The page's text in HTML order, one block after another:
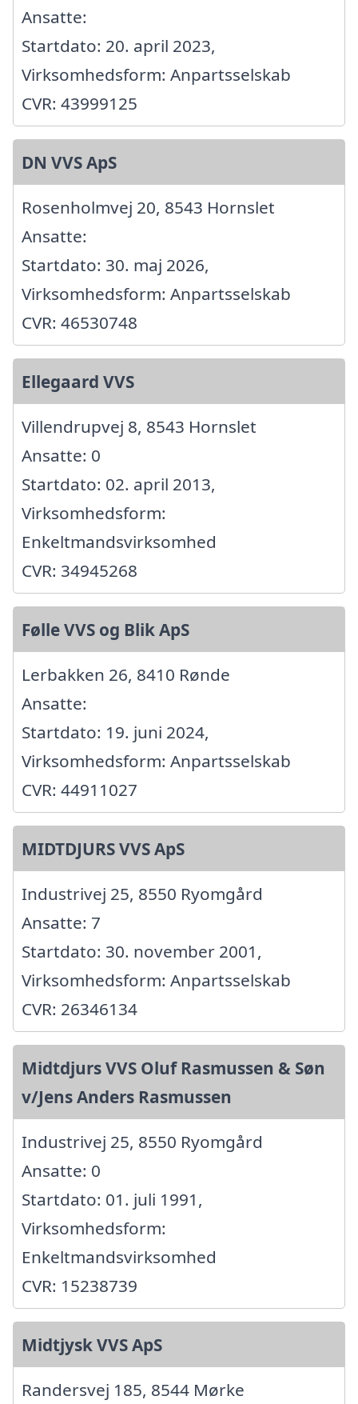
Ansatte:
Startdato: 20. april 2023,
Virksomhedsform: Anpartsselskab
CVR: 43999125
DN VVS ApS
Rosenholmvej 20, 8543 Hornslet
Ansatte:
Startdato: 30. maj 2026,
Virksomhedsform: Anpartsselskab
CVR: 46530748
Ellegaard VVS
Villendrupvej 8, 8543 Hornslet
Ansatte: 0
Startdato: 02. april 2013,
Virksomhedsform:
Enkeltmandsvirksomhed
CVR: 34945268
Følle VVS og Blik ApS
Lerbakken 26, 8410 Rønde
Ansatte:
Startdato: 19. juni 2024,
Virksomhedsform: Anpartsselskab
CVR: 44911027
MIDTDJURS VVS ApS
Industrivej 25, 8550 Ryomgård
Ansatte: 7
Startdato: 30. november 2001,
Virksomhedsform: Anpartsselskab
CVR: 26346134
Midtdjurs VVS Oluf Rasmussen & Søn
v/Jens Anders Rasmussen
Industrivej 25, 8550 Ryomgård
Ansatte: 0
Startdato: 01. juli 1991,
Virksomhedsform:
Enkeltmandsvirksomhed
CVR: 15238739
Midtjysk VVS ApS
Randersvej 185, 8544 Mørke